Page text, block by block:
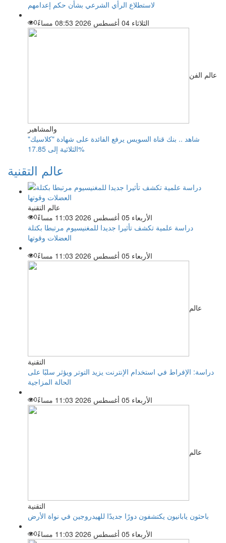
لاستطلاع الرأي الشرعي بشأن حكم إعدامهم
الثلاثاء 04 أغسطس 2026 08:53 مساءً
0
عالم الفن
والمشاهير
شاهد .. بنك قناة السويس يرفع الفائدة على شهادة "كلاسيك"
الثلاثية إلى 17.85%
عالم التقنية
عالم التقنية
الأربعاء 05 أغسطس 2026 11:03 مساءً
0
دراسة علمية تكشف تأثيرا جديدا للمغنيسيوم مرتبطا بكتلة
العضلات وقوتها
الأربعاء 05 أغسطس 2026 11:03 مساءً
0
عالم
التقنية
دراسة: الإفراط في استخدام الإنترنت يزيد التوتر ويؤثر سلبًا على
الحالة المزاجية
الأربعاء 05 أغسطس 2026 11:03 مساءً
0
عالم
التقنية
باحثون يابانيون يكتشفون دورًا جديدًا للهيدروجين في نواة الأرض
الأربعاء 05 أغسطس 2026 11:03 مساءً
0